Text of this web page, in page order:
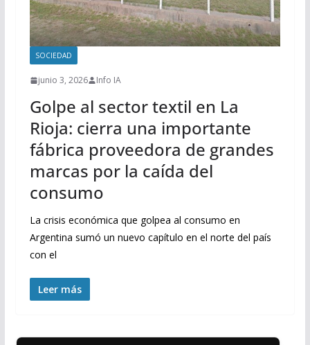
SOCIEDAD
junio 3, 2026 Info IA
Golpe al sector textil en La
Rioja: cierra una importante
fábrica proveedora de grandes
marcas por la caída del
consumo
La crisis económica que golpea al consumo en
Argentina sumó un nuevo capítulo en el norte del país
con el
Leer más